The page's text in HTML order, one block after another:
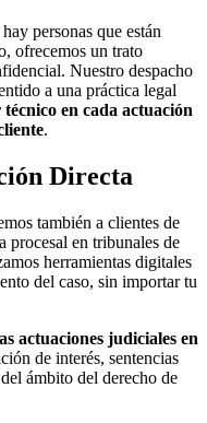
personas que están
ofrecemos un trato
Nuestro despacho
a una práctica legal
en cada actuación
.
Directa
también a clientes de
procesal en tribunales de
herramientas digitales
del caso, sin importar tu
actuaciones judiciales en
de interés, sentencias
ámbito del derecho de